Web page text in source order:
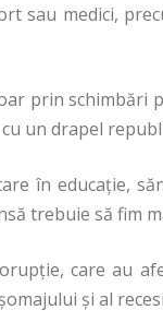
sau medici,
prin schimbări
un drapel
în educaţie,
trebuie să fim
care au
și al